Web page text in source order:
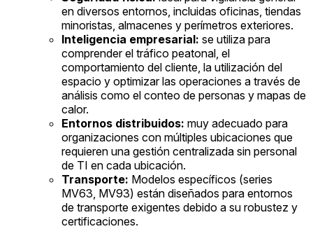
en diversos entornos, incluidas oficinas, tiendas
minoristas, almacenes y perímetros exteriores.
Inteligencia empresarial: se utiliza para
comprender el tráfico peatonal, el
comportamiento del cliente, la utilización del
espacio y optimizar las operaciones a través de
análisis como el conteo de personas y mapas de
calor.
Entornos distribuidos: muy adecuado para
organizaciones con múltiples ubicaciones que
requieren una gestión centralizada sin personal
de TI en cada ubicación.
Transporte: Modelos específicos (series
MV63, MV93) están diseñados para entornos
de transporte exigentes debido a su robustez y
certificaciones.